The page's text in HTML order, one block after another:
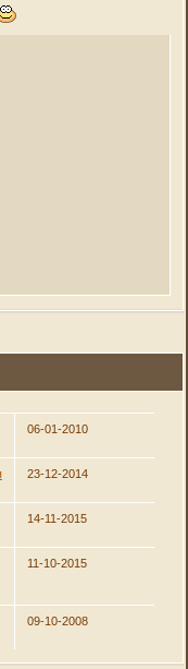
06-01-2010
23-12-2014
14-11-2015
11-10-2015
09-10-2008